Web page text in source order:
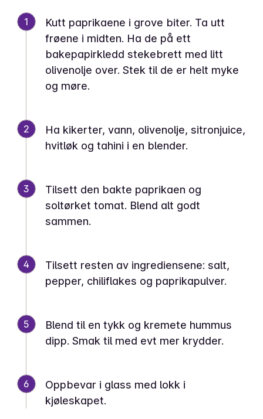
1
Kutt paprikaene i grove biter. Ta utt
frøene i midten. Ha de på ett
bakepapirkledd stekebrett med litt
olivenolje over. Stek til de er helt myke
og møre.
2
Ha kikerter, vann, olivenolje, sitronjuice,
hvitløk og tahini i en blender.
3
Tilsett den bakte paprikaen og
soltørket tomat. Blend alt godt
sammen.
4
Tilsett resten av ingrediensene: salt,
pepper, chiliflakes og paprikapulver.
5
Blend til en tykk og kremete hummus
dipp. Smak til med evt mer krydder.
6
Oppbevar i glass med lokk i
kjøleskapet.